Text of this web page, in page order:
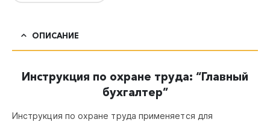
ОПИСАНИЕ
Инструкция по охране труда: “Главный
бухгалтер”
Инструкция по охране труда применяется для